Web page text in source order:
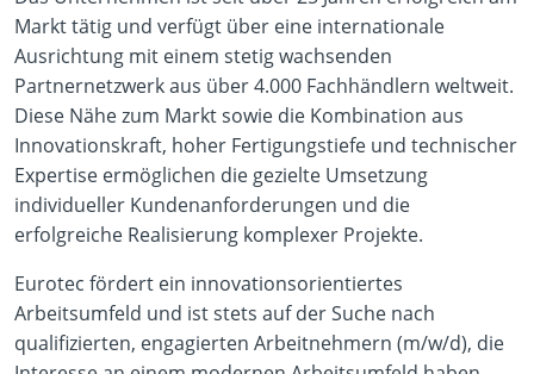
Markt tätig und verfügt über eine internationale
Ausrichtung mit einem stetig wachsenden
Partnernetzwerk aus über 4.000 Fachhändlern weltweit.
Diese Nähe zum Markt sowie die Kombination aus
Innovationskraft, hoher Fertigungstiefe und technischer
Expertise ermöglichen die gezielte Umsetzung
individueller Kundenanforderungen und die
erfolgreiche Realisierung komplexer Projekte.
Eurotec fördert ein innovationsorientiertes
Arbeitsumfeld und ist stets auf der Suche nach
qualifizierten, engagierten Arbeitnehmern (m/w/d), die